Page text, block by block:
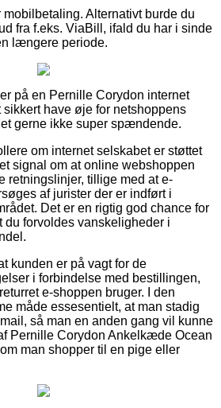
Alternativt burde du
fra f.eks. ViaBill, ifald du har i sinde
længere periode.
på en Pernille Corydon internet
have øje for netshoppens
gerne ikke super spændende.
om internet selskabet er støttet
signal om at online webshoppen
retningslinjer, tillige med at e-
af jurister der er indført i
Det er en rigtig god chance for
du forvoldes vanskeligheder i
kunden er på vagt for de
i forbindelse med bestillingen,
e-shoppen bruger. I den
måde essesentielt, at man stadig
så man en anden gang vil kunne
Pernille Corydon Ankelkæde Ocean
man shopper til en pige eller